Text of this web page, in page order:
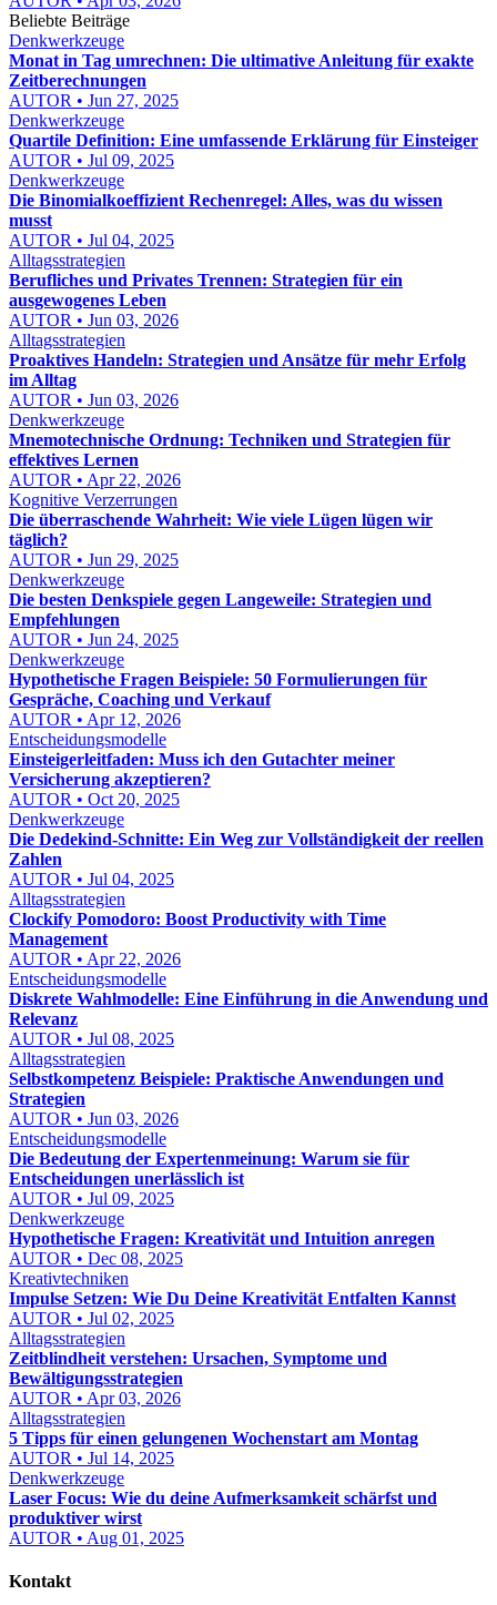
Beliebte Beiträge
Denkwerkzeuge
Monat in Tag umrechnen: Die ultimative Anleitung für exakte
Zeitberechnungen
AUTOR • Jun 27, 2025
Denkwerkzeuge
Quartile Definition: Eine umfassende Erklärung für Einsteiger
AUTOR • Jul 09, 2025
Denkwerkzeuge
Die Binomialkoeffizient Rechenregel: Alles, was du wissen
musst
AUTOR • Jul 04, 2025
Alltagsstrategien
Berufliches und Privates Trennen: Strategien für ein
ausgewogenes Leben
AUTOR • Jun 03, 2026
Alltagsstrategien
Proaktives Handeln: Strategien und Ansätze für mehr Erfolg
im Alltag
AUTOR • Jun 03, 2026
Denkwerkzeuge
Mnemotechnische Ordnung: Techniken und Strategien für
effektives Lernen
AUTOR • Apr 22, 2026
Kognitive Verzerrungen
Die überraschende Wahrheit: Wie viele Lügen lügen wir
täglich?
AUTOR • Jun 29, 2025
Denkwerkzeuge
Die besten Denkspiele gegen Langeweile: Strategien und
Empfehlungen
AUTOR • Jun 24, 2025
Denkwerkzeuge
Hypothetische Fragen Beispiele: 50 Formulierungen für
Gespräche, Coaching und Verkauf
AUTOR • Apr 12, 2026
Entscheidungsmodelle
Einsteigerleitfaden: Muss ich den Gutachter meiner
Versicherung akzeptieren?
AUTOR • Oct 20, 2025
Denkwerkzeuge
Die Dedekind-Schnitte: Ein Weg zur Vollständigkeit der reellen
Zahlen
AUTOR • Jul 04, 2025
Alltagsstrategien
Clockify Pomodoro: Boost Productivity with Time
Management
AUTOR • Apr 22, 2026
Entscheidungsmodelle
Diskrete Wahlmodelle: Eine Einführung in die Anwendung und
Relevanz
AUTOR • Jul 08, 2025
Alltagsstrategien
Selbstkompetenz Beispiele: Praktische Anwendungen und
Strategien
AUTOR • Jun 03, 2026
Entscheidungsmodelle
Die Bedeutung der Expertenmeinung: Warum sie für
Entscheidungen unerlässlich ist
AUTOR • Jul 09, 2025
Denkwerkzeuge
Hypothetische Fragen: Kreativität und Intuition anregen
AUTOR • Dec 08, 2025
Kreativtechniken
Impulse Setzen: Wie Du Deine Kreativität Entfalten Kannst
AUTOR • Jul 02, 2025
Alltagsstrategien
Zeitblindheit verstehen: Ursachen, Symptome und
Bewältigungsstrategien
AUTOR • Apr 03, 2026
Alltagsstrategien
5 Tipps für einen gelungenen Wochenstart am Montag
AUTOR • Jul 14, 2025
Denkwerkzeuge
Laser Focus: Wie du deine Aufmerksamkeit schärfst und
produktiver wirst
AUTOR • Aug 01, 2025
Kontakt